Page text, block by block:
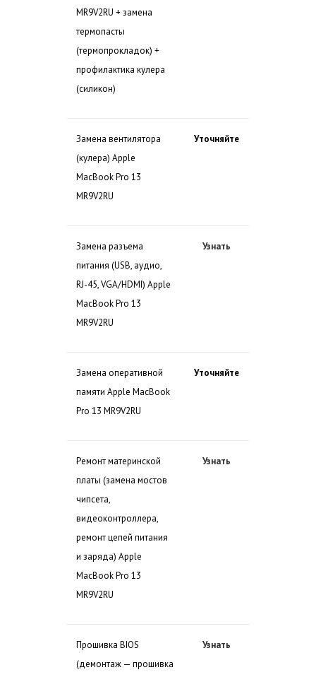
MR9V2RU + замена
термопасты
(термопрокладок) +
профилактика кулера
(силикон)
Замена вентилятора
(кулера) Apple
MacBook Pro 13
MR9V2RU
Уточняйте
Замена разъема
питания (USB, аудио,
RJ-45, VGA/HDMI) Apple
MacBook Pro 13
MR9V2RU
Узнать
Замена оперативной
памяти Apple MacBook
Pro 13 MR9V2RU
Уточняйте
Ремонт материнской
платы (замена мостов
чипсета,
видеоконтроллера,
ремонт цепей питания
и заряда) Apple
MacBook Pro 13
MR9V2RU
Узнать
Прошивка BIOS
(демонтаж — прошивка
Узнать